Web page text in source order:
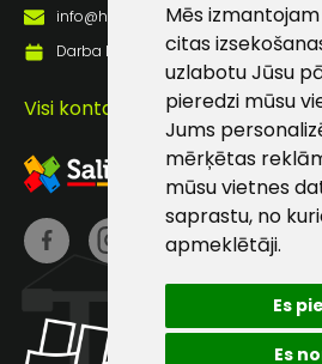
Mēs
citas
uzlabotu Jūsu
pieredzi mūsu
Jums
mērķētas
mūsu vietnes
saprastu, no
apmeklētāji.
Es
Es
info@hards.lv
Darba laiks: Darbadienās: 8:00 - 17:00
Visi kontakti